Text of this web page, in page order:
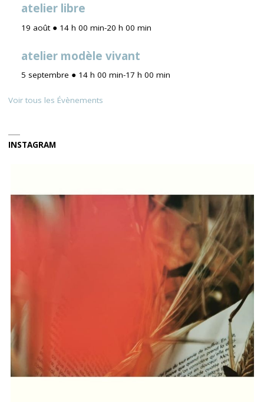
atelier libre
19 août ● 14 h 00 min-20 h 00 min
atelier modèle vivant
5 septembre ● 14 h 00 min-17 h 00 min
Voir tous les Évènements
INSTAGRAM